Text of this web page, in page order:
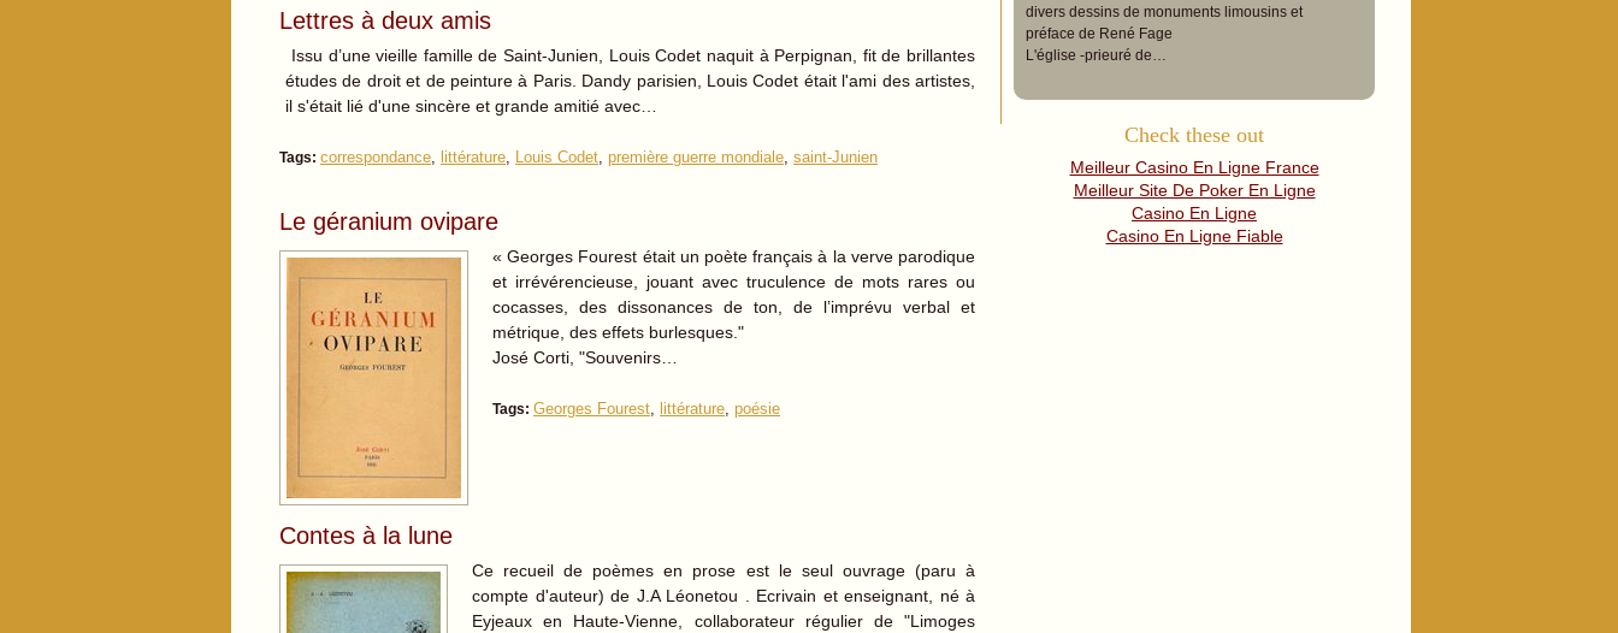
Lettres à deux amis
Issu d’une vieille famille de Saint-Junien, Louis Codet naquit à Perpignan, fit de brillantes
études de droit et de peinture à Paris. Dandy parisien, Louis Codet était l'ami des artistes,
il s'était lié d'une sincère et grande amitié avec…
Tags: correspondance littérature Louis Codet première guerre mondiale saint-Junien
Le géranium ovipare
« Georges Fourest était un poète français à la verve parodique
et irrévérencieuse, jouant avec truculence de mots rares ou
cocasses, des dissonances de ton, de l’imprévu verbal et
métrique, des effets burlesques."
José Corti, "Souvenirs…
Tags: Georges Fourest littérature poésie
Contes à la lune
Ce recueil de poèmes en prose est le seul ouvrage (paru à
compte d'auteur) de J.A Léonetou . Ecrivain et enseignant, né à
Eyjeaux en Haute-Vienne, collaborateur régulier de "Limoges
divers dessins de monuments limousins et
préface de René Fage
L'église -prieuré de…
Check these out
Meilleur Casino En Ligne France
Meilleur Site De Poker En Ligne
Casino En Ligne
Casino En Ligne Fiable